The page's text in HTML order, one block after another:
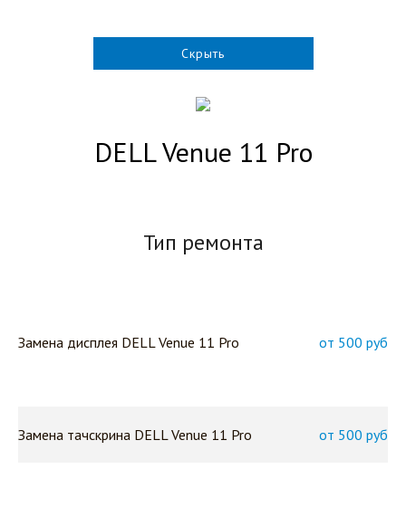
Скрыть
DELL Venue 11 Pro
Тип ремонта
Замена дисплея DELL Venue 11 Pro от 500 руб
Замена тачскрина DELL Venue 11 Pro от 500 руб